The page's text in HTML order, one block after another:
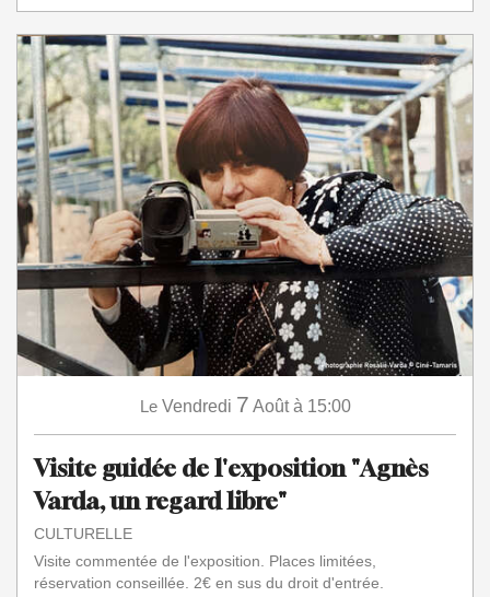
Le Vendredi 7 Août à 15:00
Visite guidée de l'exposition "Agnès
Varda, un regard libre"
CULTURELLE
Visite commentée de l'exposition. Places limitées,
réservation conseillée. 2€ en sus du droit d'entrée.